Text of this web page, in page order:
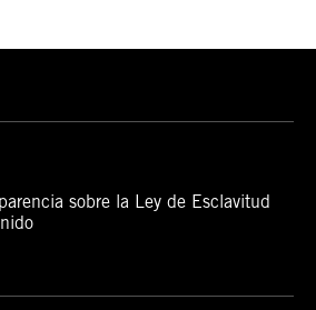
sobre la Ley de Esclavitud